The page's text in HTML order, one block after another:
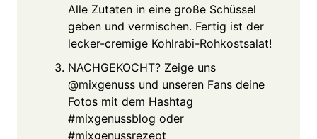
Alle Zutaten in eine große Schüssel
geben und vermischen. Fertig ist der
lecker-cremige Kohlrabi-Rohkostsalat!
NACHGEKOCHT? Zeige uns
@mixgenuss und unseren Fans deine
Fotos mit dem Hashtag
#mixgenussblog oder
#mixgenussrezept